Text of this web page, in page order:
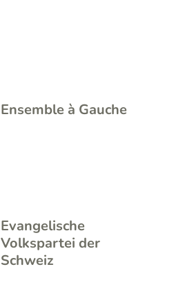
Ensemble à Gauche
Evangelische
Volkspartei der
Schweiz